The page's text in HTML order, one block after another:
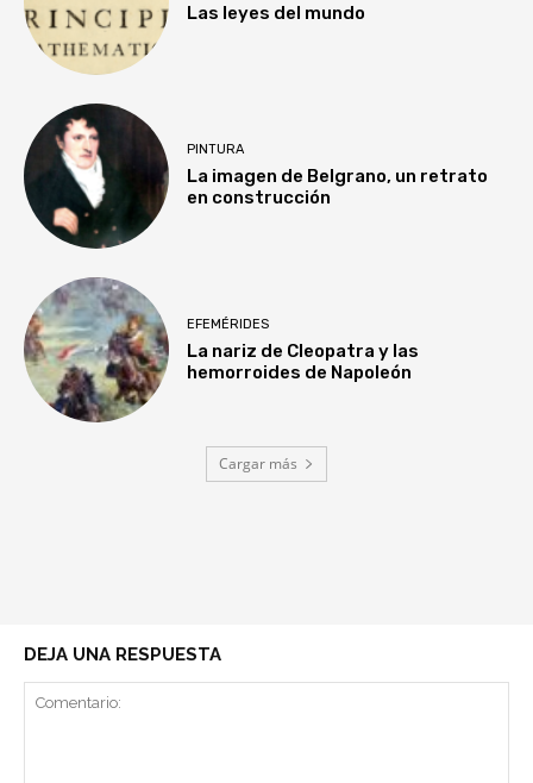
Las leyes del mundo
PINTURA
La imagen de Belgrano, un retrato
en construcción
EFEMÉRIDES
La nariz de Cleopatra y las
hemorroides de Napoleón
Cargar más
DEJA UNA RESPUESTA